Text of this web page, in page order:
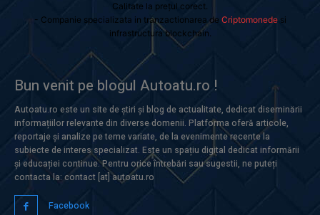
Calitate la prețul corect.
- Companie specializata in tranzactionarea de Criptomonedesi
infrastructura blockchain.
Bun venit pe blogul Autoatu.ro !
Autoatu.ro este un site de știri și blog de actualitate, dedicat diseminării
informațiilor relevante din diverse domenii. Platforma oferă articole,
reportaje și analize pe teme variate, de la evenimente recente la
subiecte de interes specializat. Este un spațiu digital dedicat informării
și educației continue. Pentru orice întrebări sau sugestii, ne puteți
contacta la: contact [at] autoatu.ro
Facebook